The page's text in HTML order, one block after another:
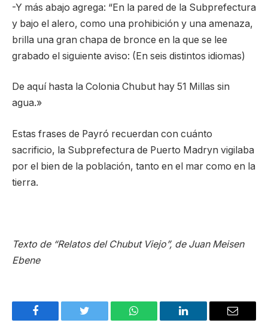
-Y más abajo agrega: “En la pared de la Subprefectura
y bajo el alero, como una prohibición y una amenaza,
brilla una gran chapa de bronce en la que se lee
grabado el siguiente aviso: (En seis distintos idiomas)
De aquí hasta la Colonia Chubut hay 51 Millas sin
agua.»
Estas frases de Payró recuerdan con cuánto
sacrificio, la Subprefectura de Puerto Madryn vigilaba
por el bien de la población, tanto en el mar como en la
tierra.
Texto de “Relatos del Chubut Viejo”, de Juan Meisen
Ebene
Facebook Twitter WhatsApp LinkedIn Email